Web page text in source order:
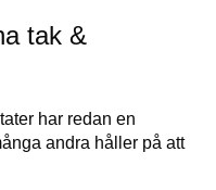
tak &
har redan en
andra håller på att